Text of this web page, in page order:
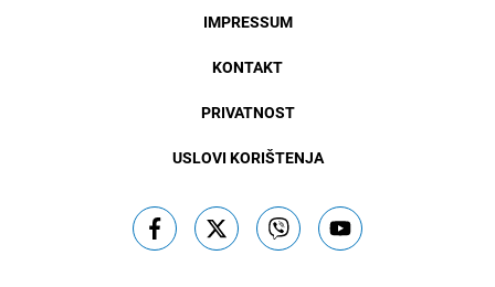
IMPRESSUM
KONTAKT
PRIVATNOST
USLOVI KORIŠTENJA